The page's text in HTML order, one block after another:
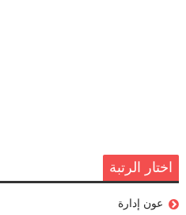
اختار الرتبة
عون إدارة